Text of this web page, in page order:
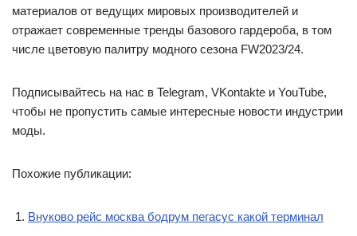
материалов от ведущих мировых производителей и
отражает современные тренды базового гардероба, в том
числе цветовую палитру модного сезона FW2023/24.
Подписывайтесь на нас в Telegram, VKontakte и YouTube,
чтобы не пропустить самые интересные новости индустрии
моды.
Похожие публикации:
Внуково рейс москва бодрум пегасус какой терминал